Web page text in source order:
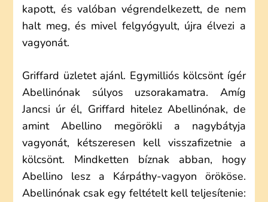
kapott, és valóban végrendelkezett, de nem
halt meg, és mivel felgyógyult, újra élvezi a
vagyonát.
Griffard üzletet ajánl. Egymilliós kölcsönt ígér
Abellinónak súlyos uzsorakamatra. Amíg
Jancsi úr él, Griffard hitelez Abellinónak, de
amint Abellino megörökli a nagybátyja
vagyonát, kétszeresen kell visszafizetnie a
kölcsönt. Mindketten bíznak abban, hogy
Abellino lesz a Kárpáthy-vagyon örököse.
Abellinónak csak egy feltételt kell teljesítenie: